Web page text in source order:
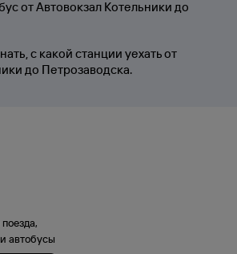
от Автовокзал Котельники до
с какой станции уехать от
до Петрозаводска.
автобусы